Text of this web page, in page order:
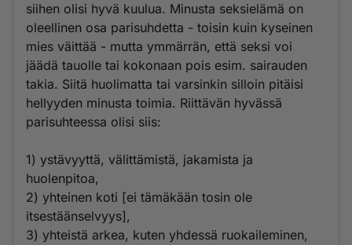
siihen olisi hyvä kuulua. Minusta seksielämä on
oleellinen osa parisuhdetta - toisin kuin kyseinen
mies väittää - mutta ymmärrän, että seksi voi
jäädä tauolle tai kokonaan pois esim. sairauden
takia. Siitä huolimatta tai varsinkin silloin pitäisi
hellyyden minusta toimia. Riittävän hyvässä
parisuhteessa olisi siis:
1) ystävyyttä, välittämistä, jakamista ja
huolenpitoa,
2) yhteinen koti [ei tämäkään tosin ole
itsestäänselvyys],
3) yhteistä arkea, kuten yhdessä ruokaileminen,